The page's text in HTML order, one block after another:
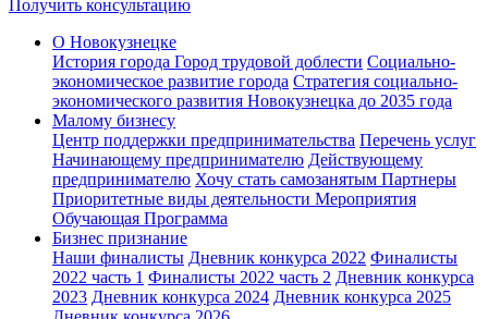
Получить консультацию
О Новокузнецке
История города Город трудовой доблести Социально-
экономическое развитие города Стратегия социально-
экономического развития Новокузнецка до 2035 года
Малому бизнесу
Центр поддержки предпринимательства Перечень услуг
Начинающему предпринимателю Действующему
предпринимателю Хочу стать самозанятым Партнеры
Приоритетные виды деятельности Мероприятия
Обучающая Программа
Бизнес признание
Наши финалисты Дневник конкурса 2022 Финалисты
2022 часть 1 Финалисты 2022 часть 2 Дневник конкурса
2023 Дневник конкурса 2024 Дневник конкурса 2025